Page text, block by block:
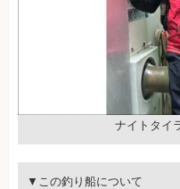
ナイトタイ
▼この釣り船について